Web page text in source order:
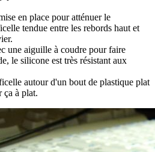
en place pour atténuer le
tendue entre les rebords haut et
une aiguille à coudre pour faire
le silicone est très résistant aux
autour d'un bout de plastique plat
ça à plat.